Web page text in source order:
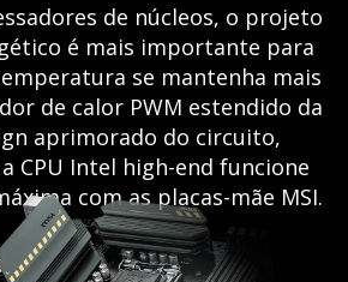
de núcleos, o projeto
é mais importante para
se mantenha mais
de calor PWM estendido da
aprimorado do circuito,
CPU Intel high-end funcione
com as placas-mãe MSI.